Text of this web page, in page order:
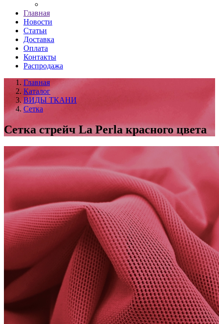
Главная
Новости
Статьи
Доставка
Оплата
Контакты
Распродажа
Главная
Каталог
ВИДЫ ТКАНИ
Сетка
Сетка стрейч La Perla красного цвета